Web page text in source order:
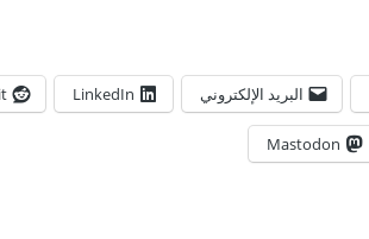
البريد الإلكتروني LinkedIn
Mastodon